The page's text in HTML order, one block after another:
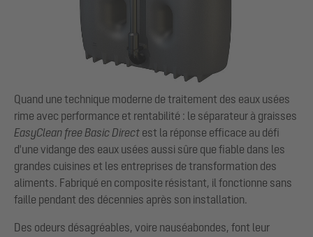
Quand une technique moderne de traitement des eaux usées
rime avec performance et rentabilité : le séparateur à graisses
EasyClean free Basic Direct est la réponse efficace au défi
d'une vidange des eaux usées aussi sûre que fiable dans les
grandes cuisines et les entreprises de transformation des
aliments. Fabriqué en composite résistant, il fonctionne sans
faille pendant des décennies après son installation.
Des odeurs désagréables, voire nauséabondes, font leur